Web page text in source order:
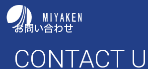
お問い合わせ
CONTACT